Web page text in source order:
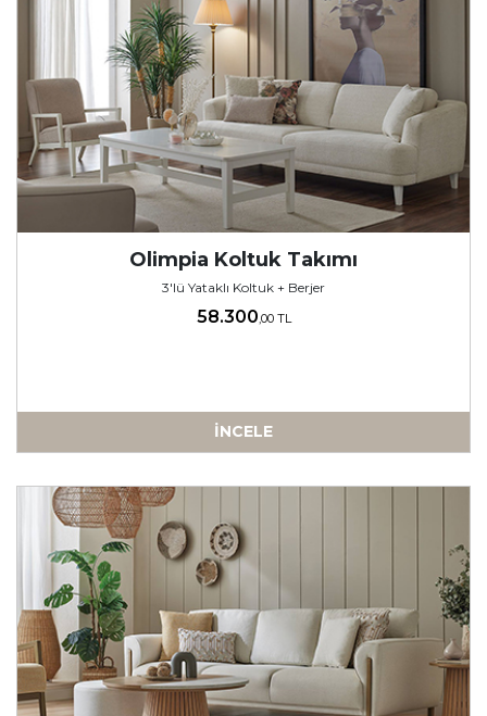
Olimpia Koltuk Takımı
3'lü Yataklı Koltuk + Berjer
58.300,00 TL
İNCELE
-